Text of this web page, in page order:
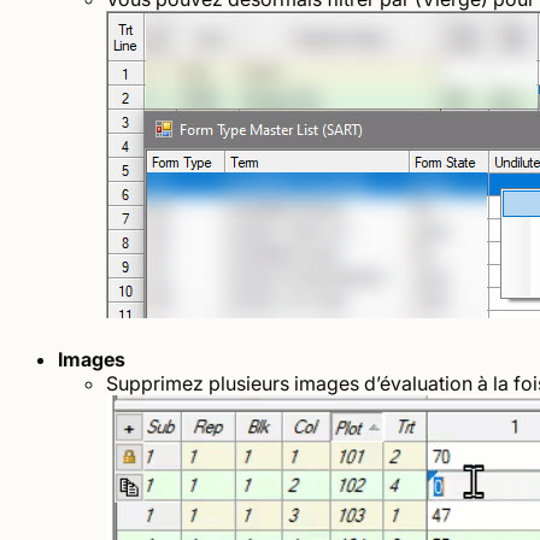
Images
Supprimez plusieurs images d’évaluation à la